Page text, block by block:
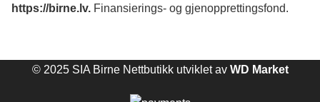
https://birne.lv. Finansierings- og gjenopprettingsfond.
© 2025 SIA Birne Nettbutikk utviklet av WD Market